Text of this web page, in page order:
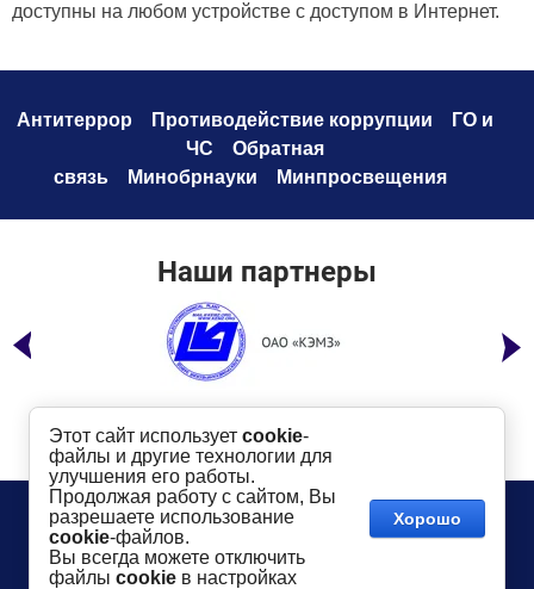
доступны на любом устройстве с доступом в Интернет.
Антитеррор Противодействие коррупции
ГО и
ЧС
Обратная
связь
Минобрнауки Минпросвещения
Наши партнеры
Телефон:8 (49232) 6-96-00
Адрес: г. Ковров, ул. Маяковского, 19
Показать на карте
©2016- 2026КГТУ им. В.А. Дегтярева
Сайт создан в:
megagroup.ru
Этот сайт использует cookie-
файлы и другие технологии для
улучшения его работы.
Продолжая работу с сайтом, Вы
разрешаете использование
cookie-файлов.
Вы всегда можете отключить
файлы cookie в настройках
Хорошо